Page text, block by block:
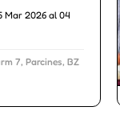
Mar 2026 al 04
7, Parcines, BZ